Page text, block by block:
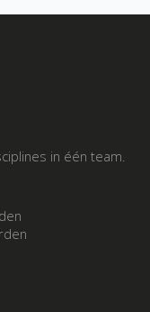
in één team.